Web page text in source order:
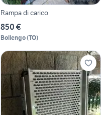
Rampa di carico
850 €
Bollengo(TO)